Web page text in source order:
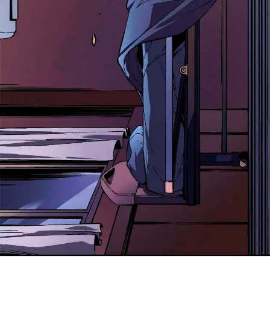
დაგავიწყდა პაროლი?
არ დაიმახსოვრო
შესვლა
კოდით შესვლა